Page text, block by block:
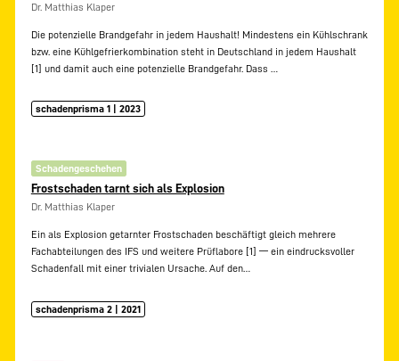
Dr. Matthias Klaper
Die potenzielle Brandgefahr in jedem Haushalt! Mindestens ein Kühlschrank
bzw. eine Kühlgefrierkombination steht in Deutschland in jedem Haushalt
[1] und damit auch eine potenzielle Brandgefahr. Dass
schadenprisma 1 | 2023
Schadengeschehen
Frostschaden tarnt sich als Explosion
Dr. Matthias Klaper
Ein als Explosion getarnter Frostschaden beschäftigt gleich mehrere
Fachabteilungen des IFS und weitere Prüflabore [1] — ein eindrucksvoller
Schadenfall mit einer trivialen Ursache. Auf den…
schadenprisma 2 | 2021